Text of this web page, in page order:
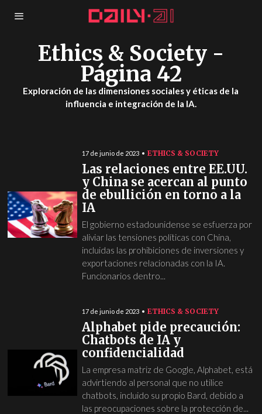
Ethics & Society-
Página 42
Exploración de las dimensiones sociales y éticas de la
influencia e integración de la IA.
17 de junio de 2023 ETHICS & SOCIETY
Las relaciones entre EE.UU.
y China se acercan al punto
de ebullición en torno a la
IA
El gobierno estadounidense se esfuerza por
aliviar las tensiones políticas con China,
incluidas las prohibiciones de inversiones y
exportaciones relacionadas con la IA.
Funcionarios dentro...
17 de junio de 2023 ETHICS & SOCIETY
Alphabet pide precaución:
Chatbots de IA y
confidencialidad
La empresa matriz de Google, Alphabet, está
advirtiendo al personal que no utilice
chatbots, incluido su propio Bard, debido a
las preocupaciones sobre la protección de...